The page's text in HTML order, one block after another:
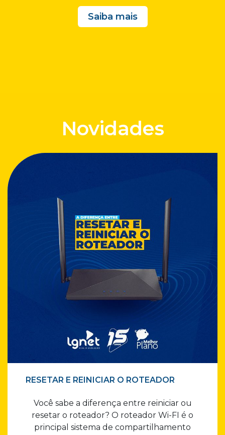
Saiba mais
Novidades
RESETAR E REINICIAR O ROTEADOR
Você sabe a diferença entre reiniciar ou
resetar o roteador? O roteador Wi-FI é o
principal sistema de compartilhamento